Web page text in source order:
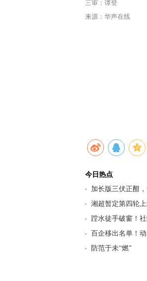
三审：谭登
来源：华声在线
今日热点
加长版三伏正酣
九区县（市）清
湘超暂定第四轮
蹚水徒手破窗！
百企移出名单！
行业迎来强监管洗
防范于未“燃”